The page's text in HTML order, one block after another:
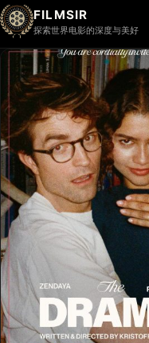
FILMSIR
探索世界电影的深度与美好